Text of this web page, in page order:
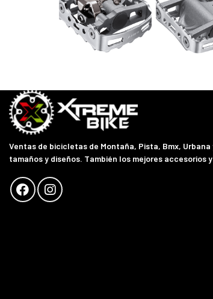
Ventas de bicicletas de Montaña, Pista, Bmx,
tamaños y diseños. También los mejores accesorios